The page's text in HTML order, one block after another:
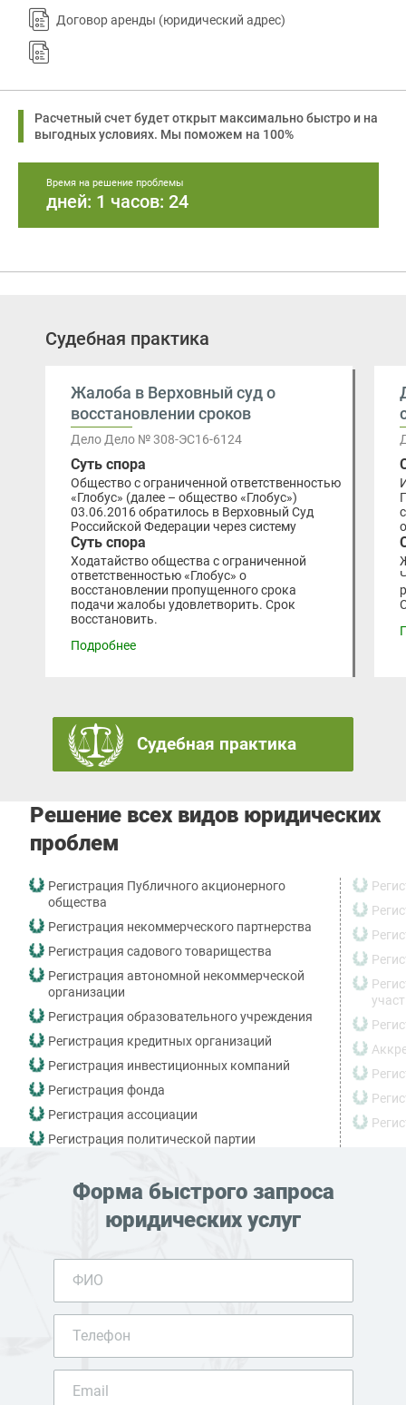
Договор аренды (юридический адрес)
Расчетный счет будет открыт максимально быстро и на
выгодных условиях. Мы поможем на 100%
Время на решение проблемы
дней: 1 часов: 24
Судебная практика
Жалоба в Верховный суд о
восстановлении сроков
Дело Дело № 308-ЭС16-6124
Суть спора
Общество с ограниченной ответственностью
«Глобус» (далее – общество «Глобус»)
03.06.2016 обратилось в Верховный Суд
Российской Федерации через систему
Суть спора
Ходатайство общества с ограниченной
ответственностью «Глобус» о
восстановлении пропущенного срока
подачи жалобы удовлетворить. Срок
восстановить.
Подробнее
Судебная практика
Решение всех видов юридических
проблем
Регистрация Публичного акционерного
общества
Регистрация некоммерческого партнерства
Регистрация садового товарищества
Регистрация автономной некоммерческой
организации
Регистрация образовательного учреждения
Регистрация кредитных организаций
Регистрация инвестиционных компаний
Регистрация фонда
Регистрация ассоциации
Регистрация политической партии
Форма быстрого запроса
юридических услуг